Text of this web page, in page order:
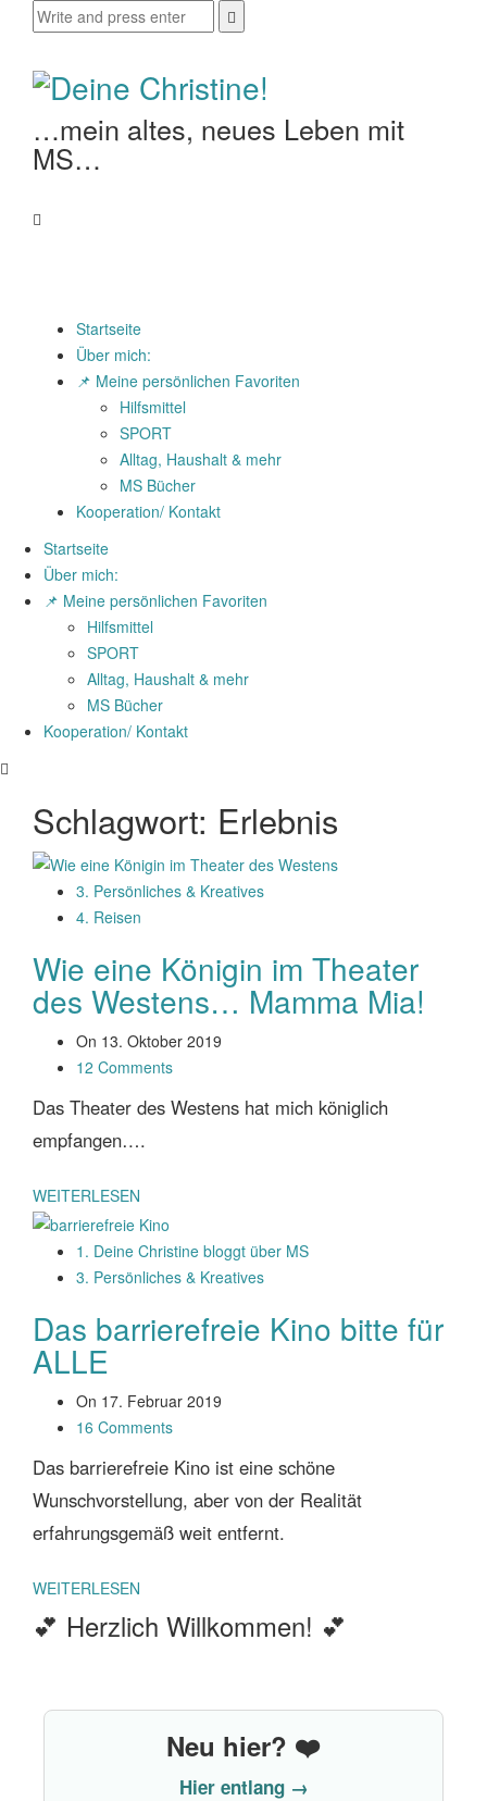
…mein altes, neues Leben mit
MS…
Startseite
Über mich:
📌 Meine persönlichen Favoriten
Hilfsmittel
SPORT
Alltag, Haushalt & mehr
MS Bücher
Kooperation/ Kontakt
Startseite
Über mich:
📌 Meine persönlichen Favoriten
Hilfsmittel
SPORT
Alltag, Haushalt & mehr
MS Bücher
Kooperation/ Kontakt
Schlagwort: Erlebnis
3. Persönliches & Kreatives
4. Reisen
Wie eine Königin im Theater
des Westens… Mamma Mia!
On 13. Oktober 2019
12 Comments
Das Theater des Westens hat mich königlich
empfangen….
WEITERLESEN
1. Deine Christine bloggt über MS
3. Persönliches & Kreatives
Das barrierefreie Kino bitte für
ALLE
On 17. Februar 2019
16 Comments
Das barrierefreie Kino ist eine schöne
Wunschvorstellung, aber von der Realität
erfahrungsgemäß weit entfernt.
WEITERLESEN
💕 Herzlich Willkommen! 💕
Neu hier? ❤️
Hier entlang →